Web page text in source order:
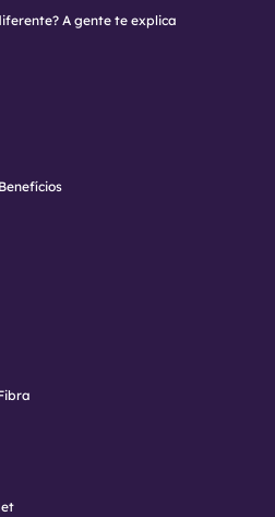
A gente te explica